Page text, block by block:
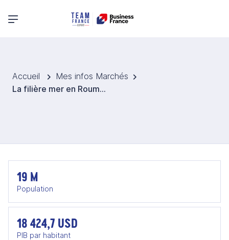
Menu principal
Accueil
Mes infos Marchés
La filière mer en Roumanie
19 M
Population
18 424,7 USD
PIB par habitant